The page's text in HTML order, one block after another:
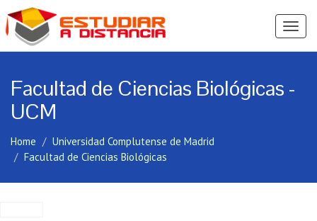
Ver
Facultad de Ciencias Biológicas -
UCM
Home
Universidad Complutense de Madrid
Facultad de Ciencias Biológicas